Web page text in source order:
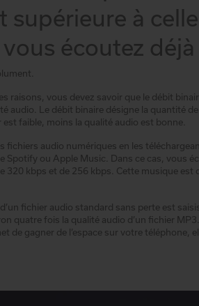
supérieure à
écoutez déjà
raisons, vous devez savoir que le débit
audio. Le débit binaire désigne la quantité
faible, moins la qualité audio est bonne.
fichiers audio numériques en les
Spotify ou Apple Music. Dans ce cas, vous
320 kbps et de 256 kbps. Cette musique est
fichier audio standard sans perte est
quatre fois la qualité audio d’un fichier
de gagner de l’espace sur votre téléphone,